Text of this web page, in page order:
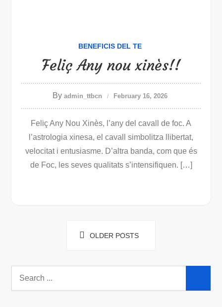
BENEFICIS DEL TE
Feliç Any nou xinès!!
By admin_ttbcn February 16, 2026
Feliç Any Nou Xinès, l’any del cavall de foc. A
l’astrologia xinesa, el cavall simbolitza llibertat,
velocitat i entusiasme. D’altra banda, com que és
de Foc, les seves qualitats s’intensifiquen. […]
navigation
OLDER POSTS